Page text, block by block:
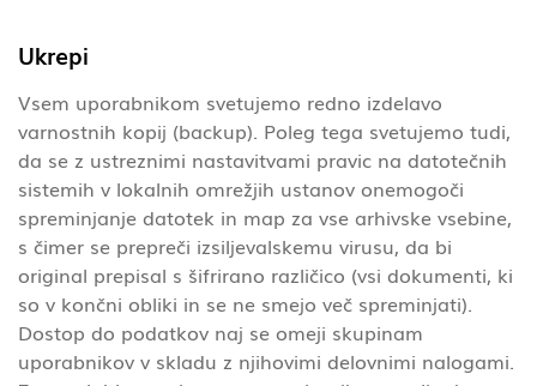
Ukrepi
Vsem uporabnikom svetujemo redno izdelavo
varnostnih kopij (backup). Poleg tega svetujemo tudi,
da se z ustreznimi nastavitvami pravic na datotečnih
sistemih v lokalnih omrežjih ustanov onemogoči
spreminjanje datotek in map za vse arhivske vsebine,
s čimer se prepreči izsiljevalskemu virusu, da bi
original prepisal s šifrirano različico (vsi dokumenti, ki
so v končni obliki in se ne smejo več spreminjati).
Dostop do podatkov naj se omeji skupinam
uporabnikov v skladu z njihovimi delovnimi nalogami.